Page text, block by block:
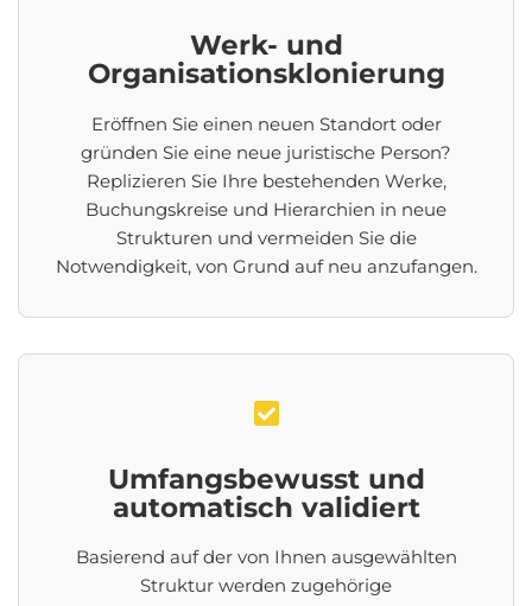
Werk- und
Organisationsklonierung
Eröffnen Sie einen neuen Standort oder
gründen Sie eine neue juristische Person?
Replizieren Sie Ihre bestehenden Werke,
Buchungskreise und Hierarchien in neue
Strukturen und vermeiden Sie die
Notwendigkeit, von Grund auf neu anzufangen.
Umfangsbewusst und
automatisch validiert
Basierend auf der von Ihnen ausgewählten
Struktur werden zugehörige